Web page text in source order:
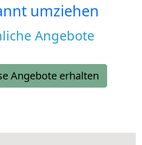
umziehen
Angebote
Angebote erhalten